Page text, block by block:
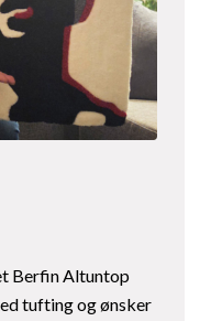
Berfin Altuntop
tufting og ønsker